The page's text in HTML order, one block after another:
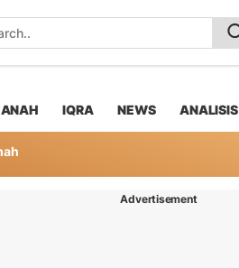
IQRA NEWS ANALISIS
Advertisement